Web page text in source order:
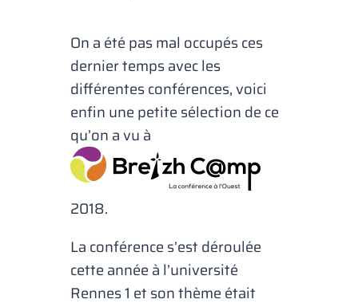
On a été pas mal occupés ces
dernier temps avec les
différentes conférences, voici
enfin une petite sélection de ce
qu’on a vu à
2018.
La conférence s’est déroulée
cette année à l’université
Rennes 1 et son thème était